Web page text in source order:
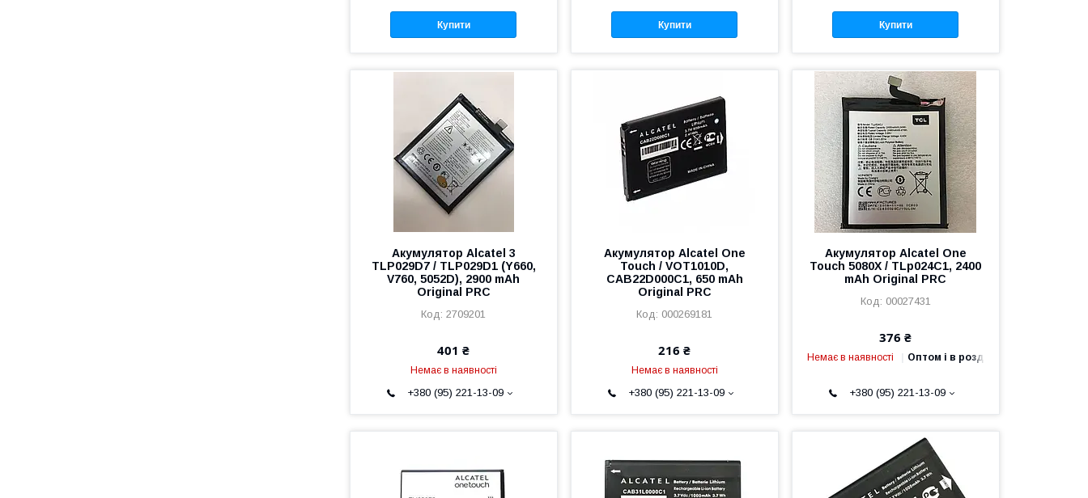
Купити Купити Купити
Акумулятор Alcatel 3
TLP029D7 / TLP029D1 (Y660,
V760, 5052D), 2900 mAh
Original PRC
2709201
401 ₴
Немає в наявності
+380 (95) 221-13-09
Акумулятор Alcatel One
Touch / VOT1010D,
CAB22D000C1, 650 mAh
Original PRC
000269181
216 ₴
Немає в наявності
+380 (95) 221-13-09
Акумулятор Alcatel One
Touch 5080X / TLp024C1, 2400
mAh Original PRC
00027431
376 ₴
Немає в наявності Оптом і в роздріб
+380 (95) 221-13-09